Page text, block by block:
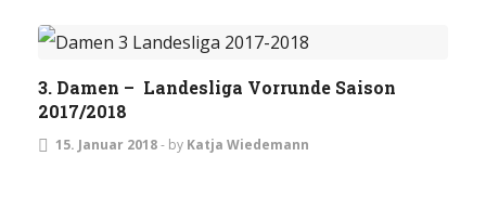
3. Damen – Landesliga Vorrunde Saison
2017/2018
15. Januar 2018- by Katja Wiedemann